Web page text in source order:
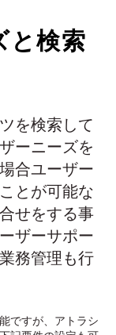
と検索
を検索して
ーニーズを
合ユーザー
とが可能な
せをする事
ザーサポー
務管理も行
ですが、アトラシ